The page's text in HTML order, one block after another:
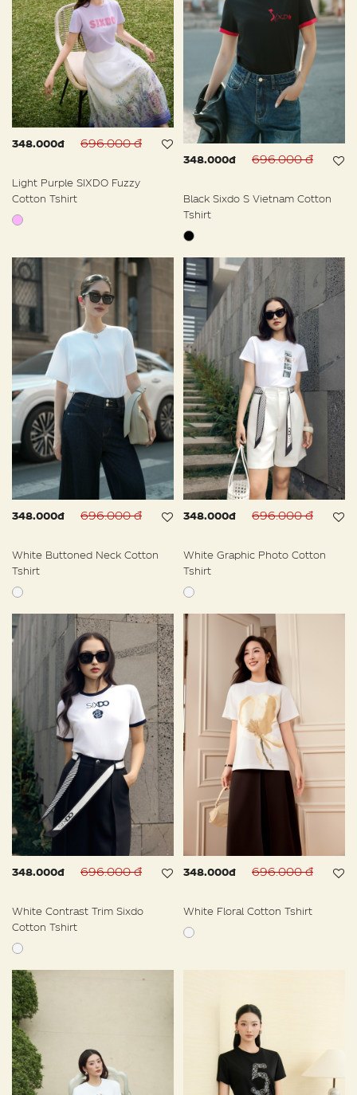
348.000đ 696.000 đ
Light Purple SIXDO Fuzzy
Cotton Tshirt
348.000đ 696.000 đ
Black Sixdo S Vietnam Cotton
Tshirt
348.000đ 696.000 đ
White Buttoned Neck Cotton
Tshirt
348.000đ 696.000 đ
White Graphic Photo Cotton
Tshirt
348.000đ 696.000 đ
White Contrast Trim Sixdo
Cotton Tshirt
348.000đ 696.000 đ
White Floral Cotton Tshirt